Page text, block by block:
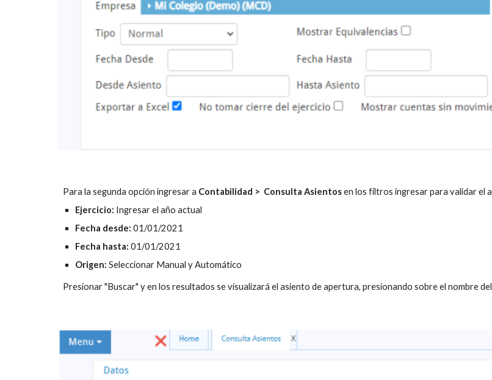
Para la segunda opción ingresar a Contabilidad >  Consulta Asientos en los filtros ingresar para validar el
Ejercicio: Ingresar el año actual
Fecha desde: 01/01/2021
Fecha hasta: 01/01/2021
Origen: Seleccionar Manual y Automático
Presionar "Buscar" y en los resultados se visualizará el asiento de apertura, presionando sobre el nombre